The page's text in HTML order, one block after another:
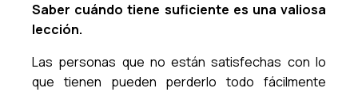
Saber cuándo tiene suficiente es una valiosa
lección.
Las personas que no están satisfechas con lo
que tienen pueden perderlo todo fácilmente